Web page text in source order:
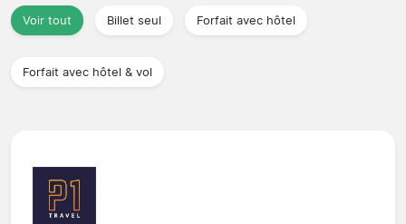
Voir tout Billet seul Forfait avec hôtel
Forfait avec hôtel & vol